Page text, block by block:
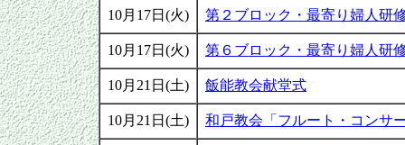
10月17日(火) 第２ブロック・最寄り婦人研
10月17日(火) 第６ブロック・最寄り婦人研
10月21日(土) 飯能教会献堂式
10月21日(土) 和戸教会「フルート・コンサ